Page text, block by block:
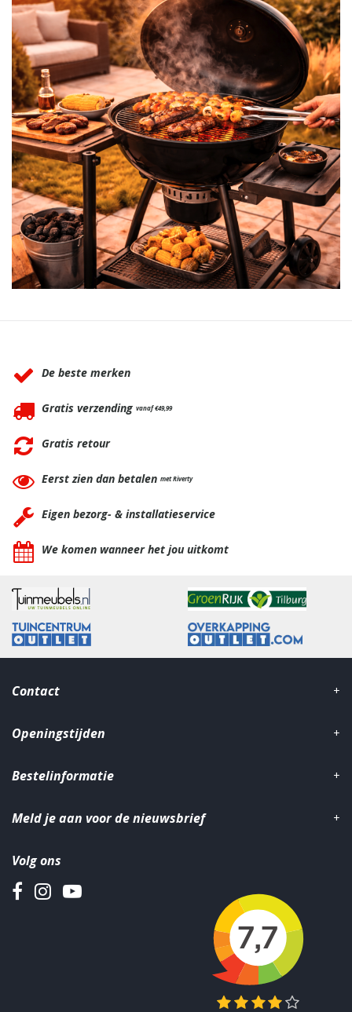
De beste merken
Gratis verzending vanaf €49,99
Gratis retour
Eerst zien dan betalen met Riverty
Eigen bezorg- & installatieservice
We komen wanneer het jou uitkomt
Contact
Volg ons
Openingstijden
Bestelinformatie
Meld je aan voor de nieuwsbrief